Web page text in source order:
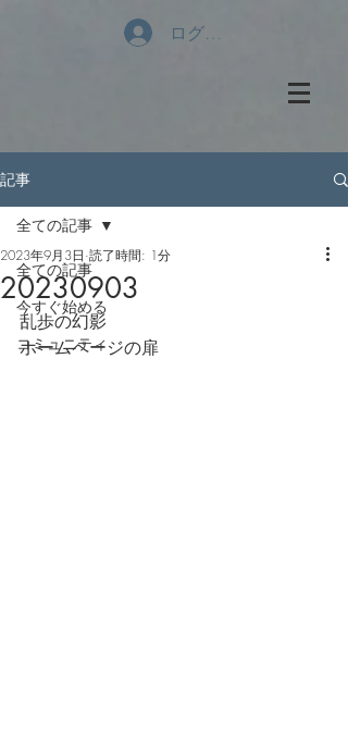
ログイン
記事
全ての記事
今すぐ始める
コミュニティ
全ての記事
20230903
2023年9月3日 読了時間: 1分
乱歩の幻影
ホームページの扉